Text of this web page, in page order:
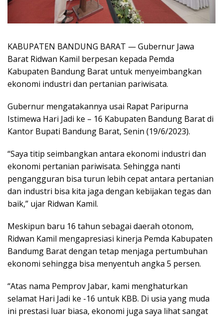
KABUPATEN BANDUNG BARAT — Gubernur Jawa
Barat Ridwan Kamil berpesan kepada Pemda
Kabupaten Bandung Barat untuk menyeimbangkan
ekonomi industri dan pertanian pariwisata.
Gubernur mengatakannya usai Rapat Paripurna
Istimewa Hari Jadi ke – 16 Kabupaten Bandung Barat di
Kantor Bupati Bandung Barat, Senin (19/6/2023).
“Saya titip seimbangkan antara ekonomi industri dan
ekonomi pertanian pariwisata. Sehingga nanti
pengangguran bisa turun lebih cepat antara pertanian
dan industri bisa kita jaga dengan kebijakan tegas dan
baik,” ujar Ridwan Kamil.
Meskipun baru 16 tahun sebagai daerah otonom,
Ridwan Kamil mengapresiasi kinerja Pemda Kabupaten
Bandumg Barat dengan tetap menjaga pertumbuhan
ekonomi sehingga bisa menyentuh angka 5 persen.
“Atas nama Pemprov Jabar, kami menghaturkan
selamat Hari Jadi ke -16 untuk KBB. Di usia yang muda
ini prestasi luar biasa, ekonomi juga saya lihat sangat